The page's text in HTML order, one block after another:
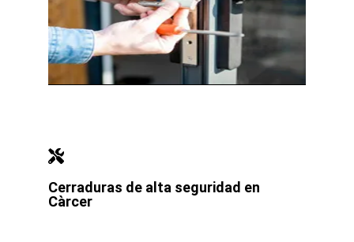
Cerraduras de alta seguridad en
Càrcer